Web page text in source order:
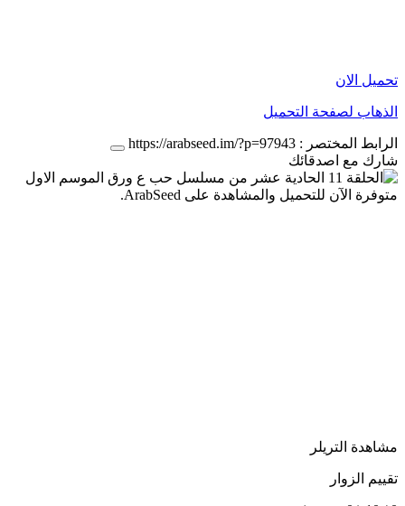
تحميل الان
الذهاب لصفحة التحميل
الرابط المختصر : https://arabseed.im/?p=97943
شارك مع اصدقائك
مشاهدة التريلر
تقييم الزوار